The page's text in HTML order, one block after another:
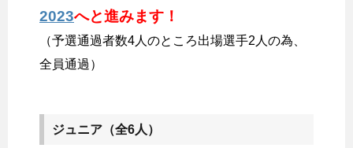
2023へと進みます！
（予選通過者数4人のところ出場選手2人の為、
全員通過）
ジュニア（全6人）